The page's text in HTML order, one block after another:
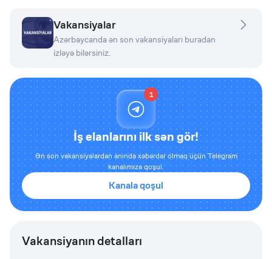
Vakansiyalar
Azərbaycanda ən son vakansiyaları buradan
izləyə bilərsiniz.
1
İş elanlarını ilk sən gör!
Ən son vakansiyalardan anında xəbərdar olmaq üçün Telegram
kanalımıza qoşul.
Kanala qoşul
Vakansiyanın detalları